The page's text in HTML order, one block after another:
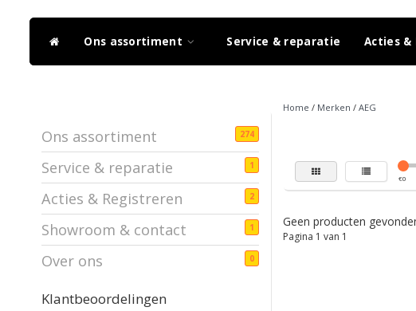
Ons assortiment Service & reparatie Acties &
Ons assortiment 274
Service & reparatie 1
Acties & Registreren 2
Showroom & contact 1
Over ons 0
Klantbeoordelingen
Home / Merken / AEG
€0
Geen producten
Pagina 1 van 1